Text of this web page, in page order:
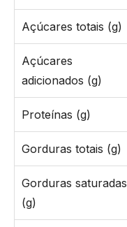
Açúcares totais (g)
Açúcares
adicionados (g)
Proteínas (g)
Gorduras totais (g)
Gorduras saturadas
(g)